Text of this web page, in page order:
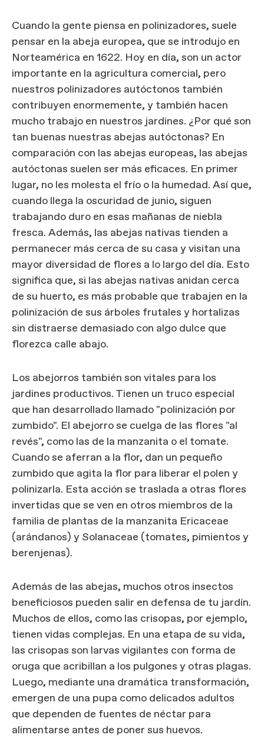
Cuando la gente piensa en polinizadores, suele
pensar en la abeja europea, que se introdujo en
Norteamérica en 1622. Hoy en día, son un actor
importante en la agricultura comercial, pero
nuestros polinizadores autóctonos también
contribuyen enormemente, y también hacen
mucho trabajo en nuestros jardines. ¿Por qué son
tan buenas nuestras abejas autóctonas? En
comparación con las abejas europeas, las abejas
autóctonas suelen ser más eficaces. En primer
lugar, no les molesta el frío o la humedad. Así que,
cuando llega la oscuridad de junio, siguen
trabajando duro en esas mañanas de niebla
fresca. Además, las abejas nativas tienden a
permanecer más cerca de su casa y visitan una
mayor diversidad de flores a lo largo del día. Esto
significa que, si las abejas nativas anidan cerca
de su huerto, es más probable que trabajen en la
polinización de sus árboles frutales y hortalizas
sin distraerse demasiado con algo dulce que
florezca calle abajo.
Los abejorros también son vitales para los
jardines productivos. Tienen un truco especial
que han desarrollado llamado "polinización por
zumbido". El abejorro se cuelga de las flores "al
revés", como las de la manzanita o el tomate.
Cuando se aferran a la flor, dan un pequeño
zumbido que agita la flor para liberar el polen y
polinizarla. Esta acción se traslada a otras flores
invertidas que se ven en otros miembros de la
familia de plantas de la manzanita Ericaceae
(arándanos) y Solanaceae (tomates, pimientos y
berenjenas).
Además de las abejas, muchos otros insectos
beneficiosos pueden salir en defensa de tu jardín.
Muchos de ellos, como las crisopas, por ejemplo,
tienen vidas complejas. En una etapa de su vida,
las crisopas son larvas vigilantes con forma de
oruga que acribillan a los pulgones y otras plagas.
Luego, mediante una dramática transformación,
emergen de una pupa como delicados adultos
que dependen de fuentes de néctar para
alimentarse antes de poner sus huevos.